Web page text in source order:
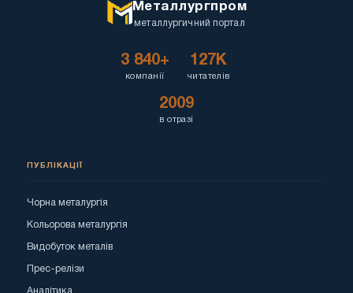
Металлургпром
металлургичний портал
3 840+
компанії
127K
читателів
2009
в отразі
ПУБЛІКАЦІЇ
Чорна металургія
Кольорова металургія
Видобуток металів
Прес-релізи
Аналітика